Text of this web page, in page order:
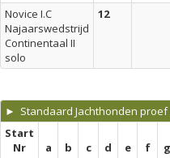
Novice I.C
Najaarswedstrijd
Continentaal II
solo
12
► Standaard Jachthonden proef
Start
Nr
a b c d e f g